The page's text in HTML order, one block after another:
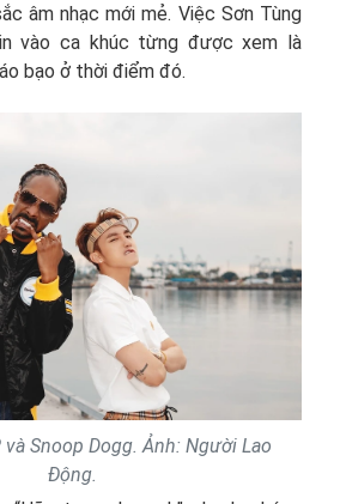
âm nhạc mới mẻ. Việc Sơn Tùng
vào ca khúc từng được xem là
bạo ở thời điểm đó.
và Snoop Dogg. Ảnh: Người Lao
Động.